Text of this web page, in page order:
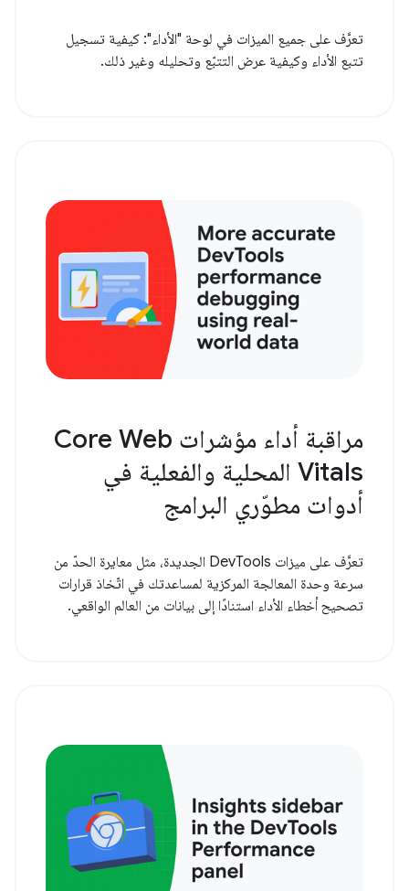
تعرَّف على جميع الميزات في لوحة "الأداء": كيفية تسجيل
تتبع الأداء وكيفية عرض التتبّع وتحليله وغير ذلك.
مراقبة أداء مؤشرات Core Web
Vitals المحلية والفعلية في
أدوات مطوّري البرامج
تعرَّف على ميزات DevTools الجديدة، مثل معايرة الحدّ من
سرعة وحدة المعالجة المركزية لمساعدتك في اتّخاذ قرارات
تصحيح أخطاء الأداء استنادًا إلى بيانات من العالم الواقعي.